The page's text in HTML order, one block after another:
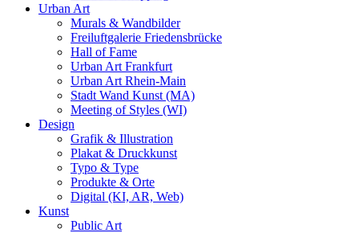
Urban Art
Murals & Wandbilder
Freiluftgalerie Friedensbrücke
Hall of Fame
Urban Art Frankfurt
Urban Art Rhein-Main
Stadt Wand Kunst (MA)
Meeting of Styles (WI)
Design
Grafik & Illustration
Plakat & Druckkunst
Typo & Type
Produkte & Orte
Digital (KI, AR, Web)
Kunst
Public Art